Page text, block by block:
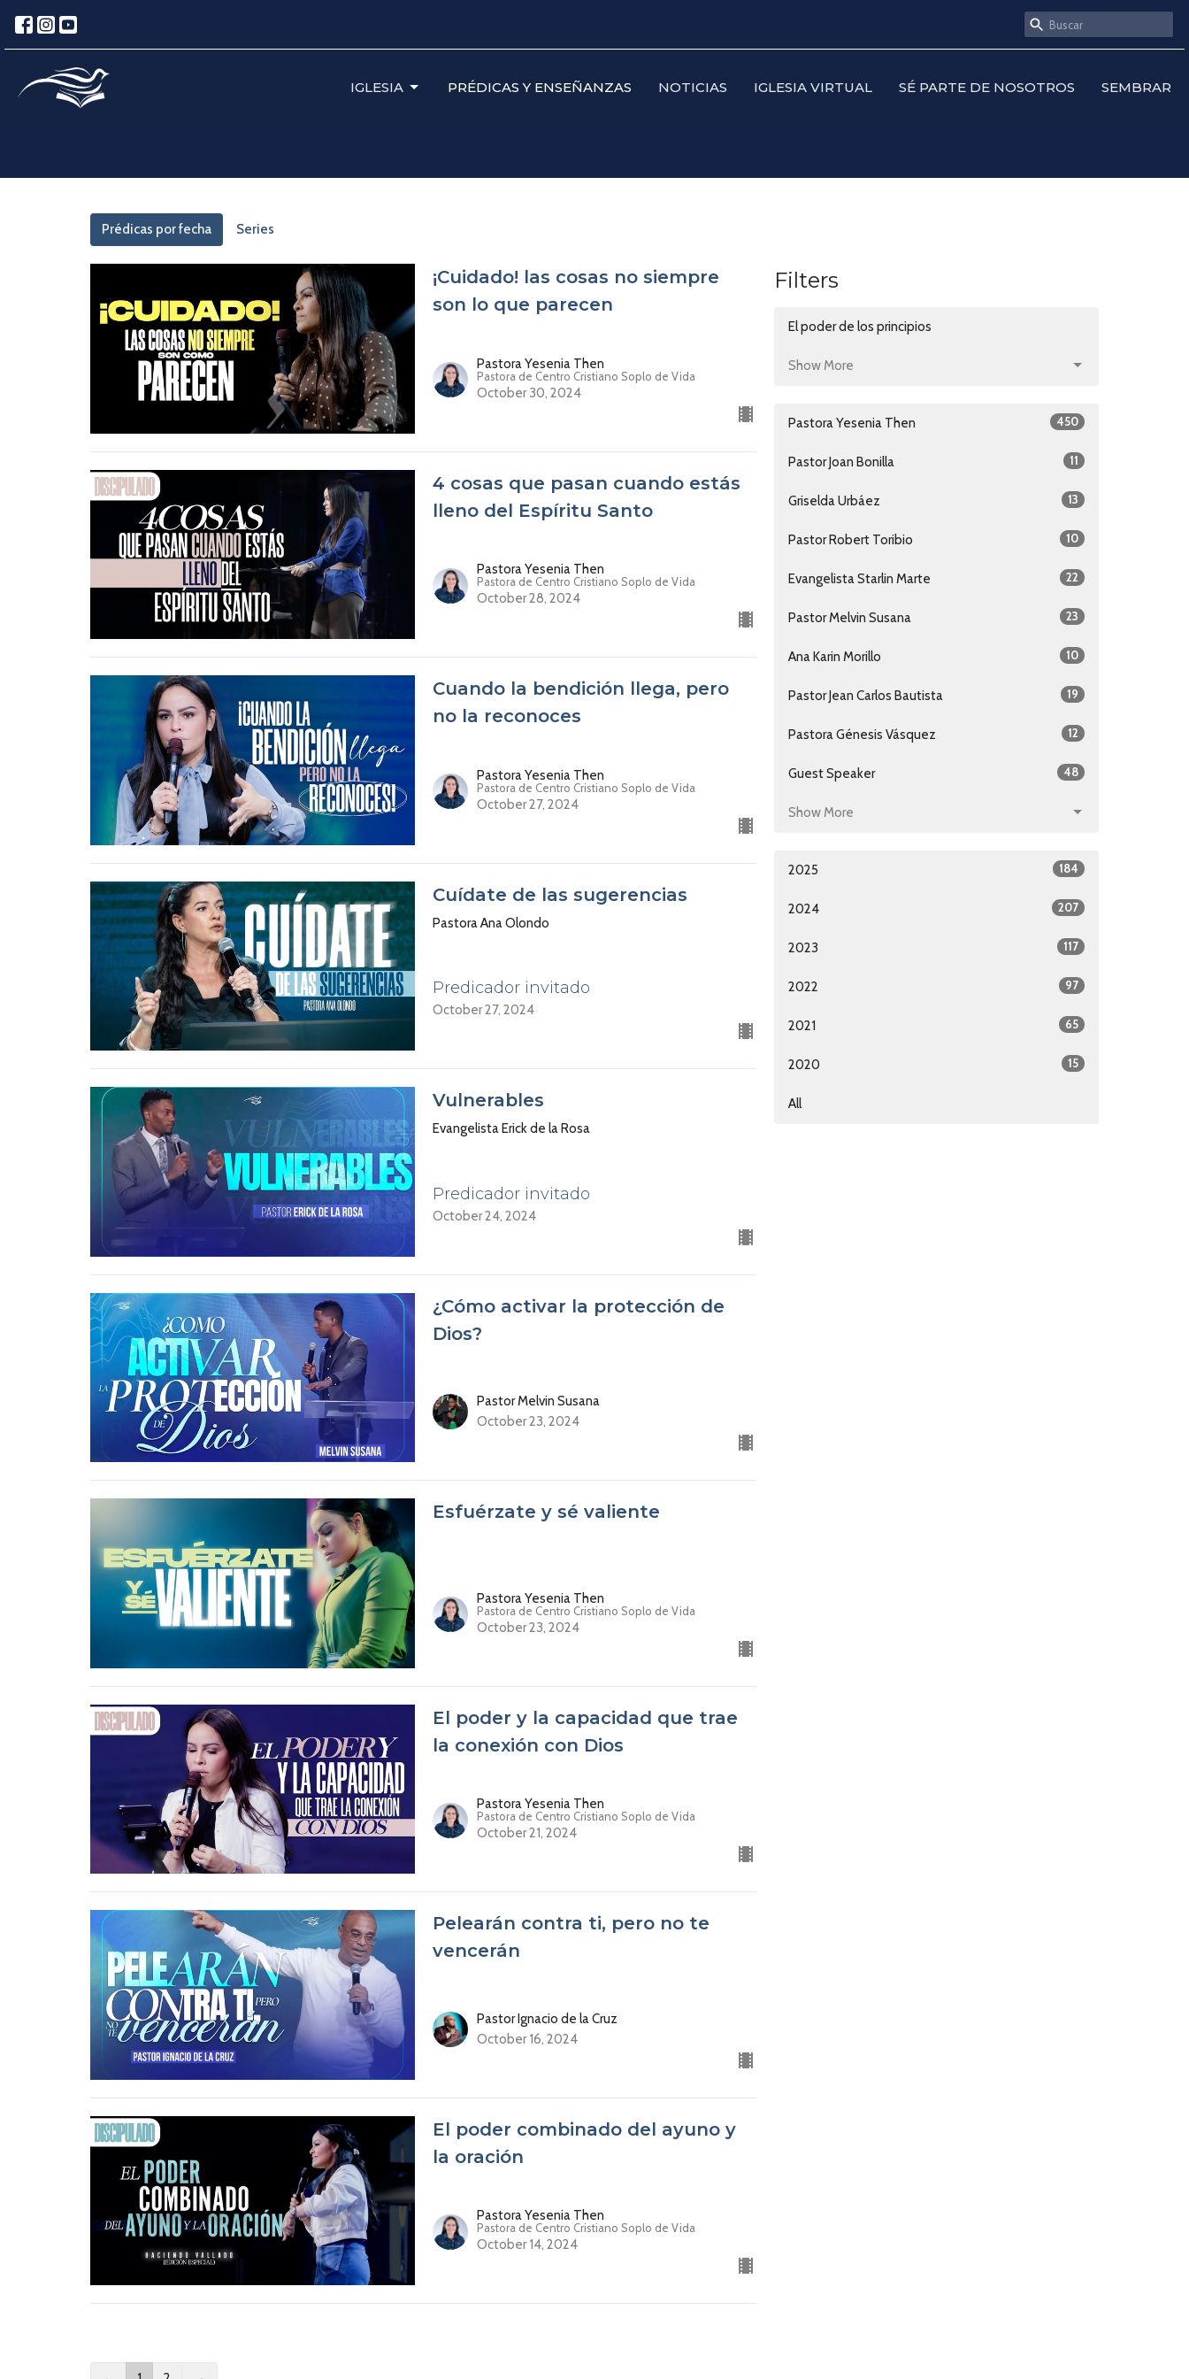
IGLESIA PRÉDICAS Y ENSEÑANZAS NOTICIAS IGLESIA VIRTUAL SÉ PARTE DE NOSOTROS SEMBRAR
Prédicas por fecha Series
¡Cuidado! las cosas no siempre
son lo que parecen
Pastora Yesenia Then
Pastora de Centro Cristiano Soplo de Vida
October 30, 2024
4 cosas que pasan cuando estás
lleno del Espíritu Santo
Pastora Yesenia Then
Pastora de Centro Cristiano Soplo de Vida
October 28, 2024
Cuando la bendición llega, pero
no la reconoces
Pastora Yesenia Then
Pastora de Centro Cristiano Soplo de Vida
October 27, 2024
Cuídate de las sugerencias
Pastora Ana Olondo
Predicador invitado
October 27, 2024
Vulnerables
Evangelista Erick de la Rosa
Predicador invitado
October 24, 2024
¿Cómo activar la protección de
Dios?
Pastor Melvin Susana
October 23, 2024
Esfuérzate y sé valiente
Pastora Yesenia Then
Pastora de Centro Cristiano Soplo de Vida
October 23, 2024
El poder y la capacidad que trae
la conexión con Dios
Pastora Yesenia Then
Pastora de Centro Cristiano Soplo de Vida
October 21, 2024
Pelearán contra ti, pero no te
vencerán
Pastor Ignacio de la Cruz
October 16, 2024
El poder combinado del ayuno y
la oración
Pastora Yesenia Then
Pastora de Centro Cristiano Soplo de Vida
October 14, 2024
Filters
El poder de los principios
Show More
Pastora Yesenia Then 450
Pastor Joan Bonilla 11
Griselda Urbáez 13
Pastor Robert Toribio 10
Evangelista Starlin Marte 22
Pastor Melvin Susana 23
Ana Karin Morillo 10
Pastor Jean Carlos Bautista 19
Pastora Génesis Vásquez 12
Guest Speaker 48
Show More
2025 184
2024 207
2023 117
2022 97
2021 65
2020 15
All